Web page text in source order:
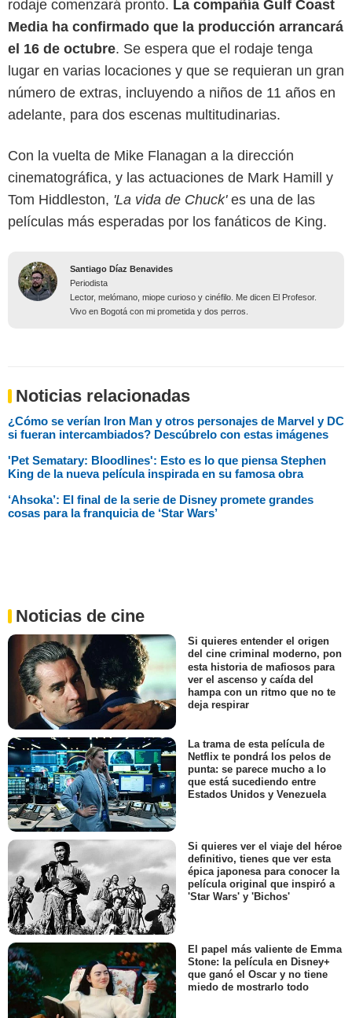
rodaje comenzará pronto. La compañía Gulf Coast
Media ha confirmado que la producción arrancará
el 16 de octubre. Se espera que el rodaje tenga
lugar en varias locaciones y que se requieran un gran
número de extras, incluyendo a niños de 11 años en
adelante, para dos escenas multitudinarias.
Con la vuelta de Mike Flanagan a la dirección
cinematográfica, y las actuaciones de Mark Hamill y
Tom Hiddleston, 'La vida de Chuck'es una de las
películas más esperadas por los fanáticos de King.
Santiago Díaz Benavides
Periodista
Lector, melómano, miope curioso y cinéfilo. Me dicen El Profesor.
Vivo en Bogotá con mi prometida y dos perros.
Noticias relacionadas
¿Cómo se verían Iron Man y otros personajes de Marvel y DC
si fueran intercambiados? Descúbrelo con estas imágenes
'Pet Sematary: Bloodlines': Esto es lo que piensa Stephen
King de la nueva película inspirada en su famosa obra
‘Ahsoka’: El final de la serie de Disney promete grandes
cosas para la franquicia de ‘Star Wars’
Noticias de cine
Si quieres entender el origen
del cine criminal moderno, pon
esta historia de mafiosos para
ver el ascenso y caída del
hampa con un ritmo que no te
deja respirar
La trama de esta película de
Netflix te pondrá los pelos de
punta: se parece mucho a lo
que está sucediendo entre
Estados Unidos y Venezuela
Si quieres ver el viaje del héroe
definitivo, tienes que ver esta
épica japonesa para conocer la
película original que inspiró a
'Star Wars' y 'Bichos'
El papel más valiente de Emma
Stone: la película en Disney+
que ganó el Oscar y no tiene
miedo de mostrarlo todo